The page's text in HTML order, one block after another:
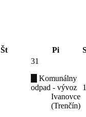
Št Pi
31
Komunálny
odpad - vývoz
Ivanovce
(Trenčín)
1